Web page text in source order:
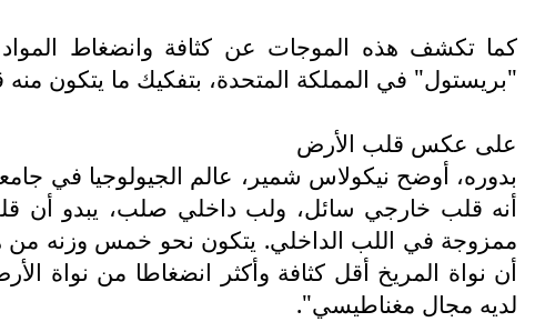
كما تكشف هذه الموجات عن كثافة وانضغاط المواد
"بريستول" في المملكة المتحدة، بتفكيك ما يتكون
على عكس قلب الأرض
بدوره، أوضح نيكولاس شمير، عالم الجيولوجيا في
أنه قلب خارجي سائل، ولب داخلي صلب، يبدو أن
ممزوجة في اللب الداخلي. يتكون نحو خمس وزنه من
أن نواة المريخ أقل كثافة وأكثر انضغاطا من نواة
لديه مجال مغناطيسي".